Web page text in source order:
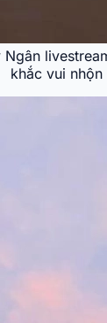
khắc vui nhộn